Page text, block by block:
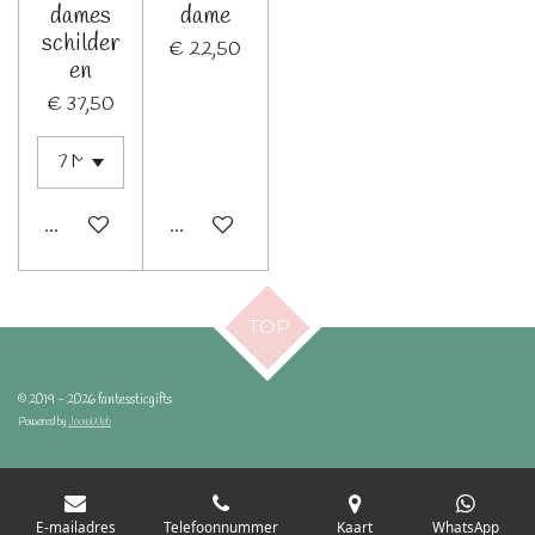
dames
schilder
en
€ 37,50
Bekijk details
dame
€ 22,50
Bekijk details
TOP
© 2019 - 2026 fantessticgifts
Powered byJouwWeb
E-mailadres Telefoonnummer Kaart WhatsApp